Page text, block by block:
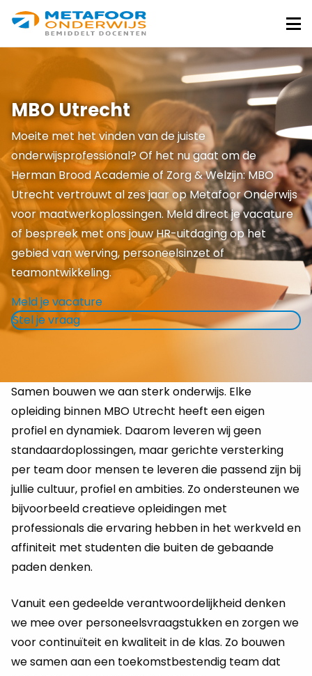
Metafoor
Onderwijs
MBO Utrecht
Moeite met het vinden van de juiste
onderwijsprofessional? Of het nu gaat om de
Herman Brood Academie of Zorg & Welzijn: MBO
Utrecht vertrouwt al zes jaar op Metafoor Onderwijs
voor maatwerkoplossingen. Meld direct je vacature
of bespreek met ons jouw HR-uitdaging op het
gebied van werving, personeelsinzet of
teamontwikkeling.
Meld je vacature
Stel je vraag
Samen bouwen we aan sterk onderwijs. Elke
opleiding binnen MBO Utrecht heeft een eigen
profiel en dynamiek. Daarom leveren wij geen
standaardoplossingen, maar gerichte versterking
per team door mensen te leveren die passend zijn bij
jullie cultuur, profiel en ambities. Zo ondersteunen we
bijvoorbeeld creatieve opleidingen met
professionals die ervaring hebben in het werkveld en
affiniteit met studenten die buiten de gebaande
paden denken.
Vanuit een gedeelde verantwoordelijkheid denken
we mee over personeelsvraagstukken en zorgen we
voor continuïteit en kwaliteit in de klas. Zo bouwen
we samen aan een toekomstbestendig team dat